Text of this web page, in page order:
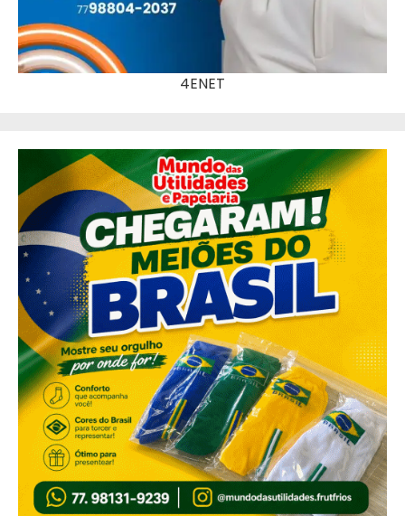
4ENET